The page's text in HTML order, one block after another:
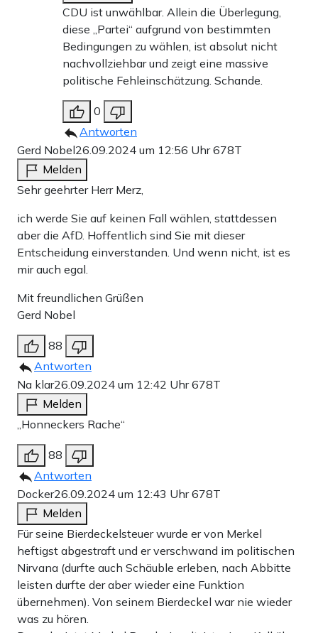
CDU ist unwählbar. Allein die Überlegung,
diese „Partei“ aufgrund von bestimmten
Bedingungen zu wählen, ist absolut nicht
nachvollziehbar und zeigt eine massive
politische Fehleinschätzung. Schande.
0
Antworten
Gerd Nobel26.09.2024 um 12:56 Uhr678T
Melden
Sehr geehrter Herr Merz,
ich werde Sie auf keinen Fall wählen, stattdessen
aber die AfD. Hoffentlich sind Sie mit dieser
Entscheidung einverstanden. Und wenn nicht, ist es
mir auch egal.
Mit freundlichen Grüßen
Gerd Nobel
88
Antworten
Na klar26.09.2024 um 12:42 Uhr678T
Melden
„Honneckers Rache“
88
Antworten
Docker26.09.2024 um 12:43 Uhr678T
Melden
Für seine Bierdeckelsteuer wurde er von Merkel
heftigst abgestraft und er verschwand im politischen
Nirvana (durfte auch Schäuble erleben, nach Abbitte
leisten durfte der aber wieder eine Funktion
übernehmen). Von seinem Bierdeckel war nie wieder
was zu hören.